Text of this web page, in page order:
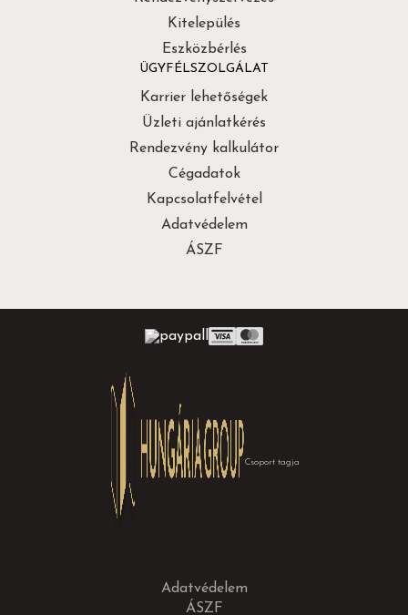
Kitelepülés
Eszközbérlés
ÜGYFÉLSZOLGÁLAT
Karrier lehetőségek
Üzleti ajánlatkérés
Rendezvény kalkulátor
Cégadatok
Kapcsolatfelvétel
Adatvédelem
ÁSZF
Csoport tagja
Adatvédelem
ÁSZF